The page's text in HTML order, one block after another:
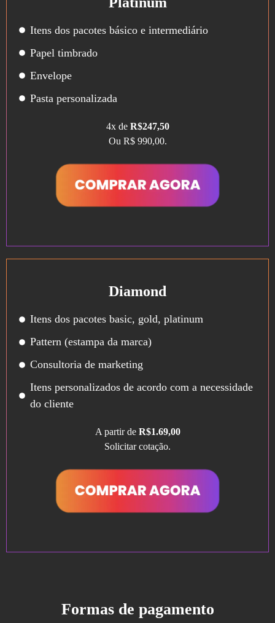
Itens dos pacotes básico e intermediário
Papel timbrado
Envelope
Pasta personalizada
4x de R$247,50
Ou R$ 990,00.
Diamond
Itens dos pacotes basic, gold, platinum
Pattern (estampa da marca)
Consultoria de marketing
Itens personalizados de acordo com a necessidade
do cliente
A partir de R$1.69,00
Solicitar cotação.
Formas de pagamento